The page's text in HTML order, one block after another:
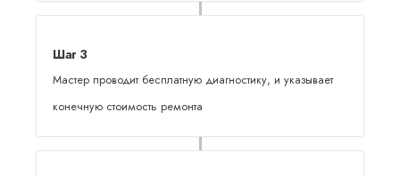
Шаг 3
Мастер проводит бесплатную диагностику, и указывает
конечную стоимость ремонта